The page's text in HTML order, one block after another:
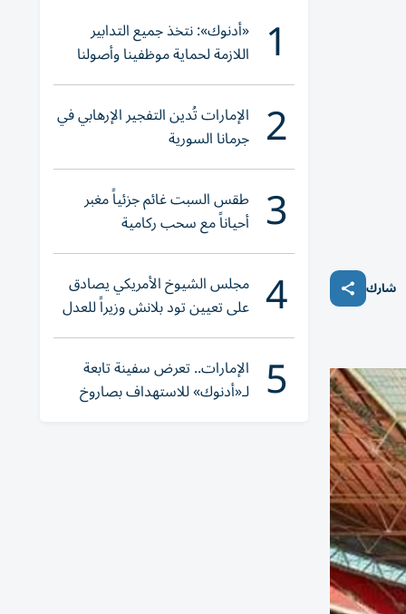
شارك
1 «أدنوك»: نتخذ جميع التدابير
اللازمة لحماية موظفينا وأصولنا
وعملياتنا
2 الإمارات تُدين التفجير الإرهابي في
جرمانا السورية
3 طقس السبت غائم جزئياً مغبر
أحياناً مع سحب ركامية
4 مجلس الشيوخ الأمريكي يصادق
على تعيين تود بلانش وزيراً للعدل
5 الإمارات.. تعرض سفينة تابعة
لـ«أدنوك» للاستهداف بصاروخ